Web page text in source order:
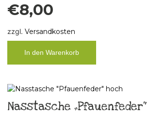
€8,00
zzgl. Versandkosten
In den Warenkorb
Nasstasche